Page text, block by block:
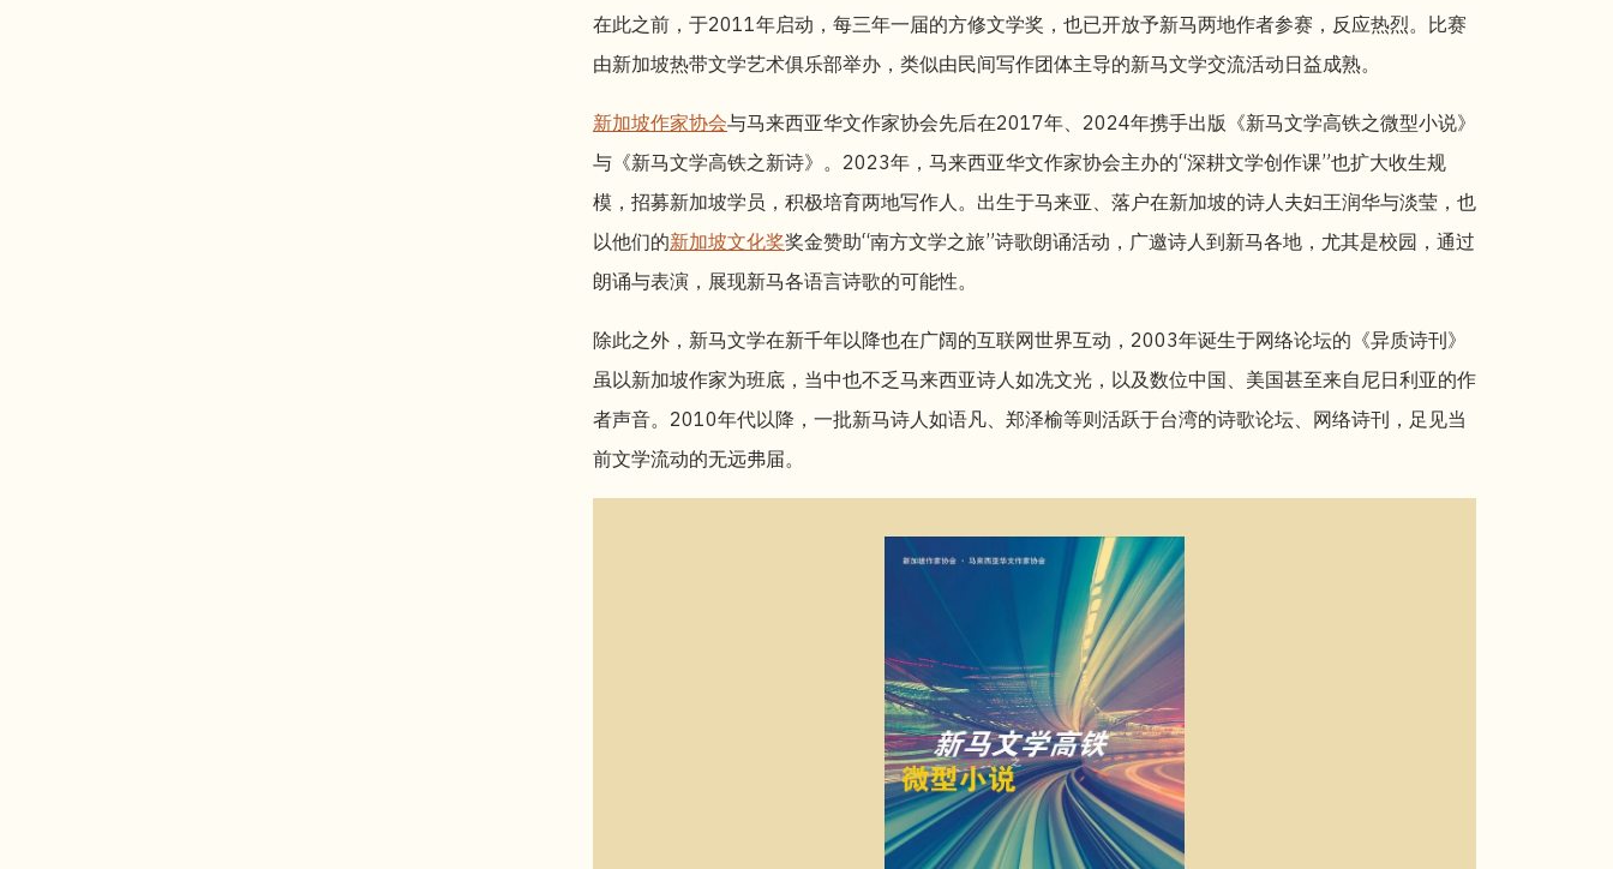
在此之前，于2011年启动，每三年一届的方修文学奖，也已开放予新马两地作者参赛，反应热烈。比赛
由新加坡热带文学艺术俱乐部举办，类似由民间写作团体主导的新马文学交流活动日益成熟。
新加坡作家协会与马来西亚华文作家协会先后在2017年、2024年携手出版《新马文学高铁之微型小说》
与《新马文学高铁之新诗》。2023年，马来西亚华文作家协会主办的“深耕文学创作课”也扩大收生规
模，招募新加坡学员，积极培育两地写作人。出生于马来亚、落户在新加坡的诗人夫妇王润华与淡莹，也
以他们的新加坡文化奖奖金赞助“南方文学之旅”诗歌朗诵活动，广邀诗人到新马各地，尤其是校园，通过
朗诵与表演，展现新马各语言诗歌的可能性。
除此之外，新马文学在新千年以降也在广阔的互联网世界互动，2003年诞生于网络论坛的《异质诗刊》
虽以新加坡作家为班底，当中也不乏马来西亚诗人如冼文光，以及数位中国、美国甚至来自尼日利亚的作
者声音。2010年代以降，一批新马诗人如语凡、郑泽榆等则活跃于台湾的诗歌论坛、网络诗刊，足见当
前文学流动的无远弗届。